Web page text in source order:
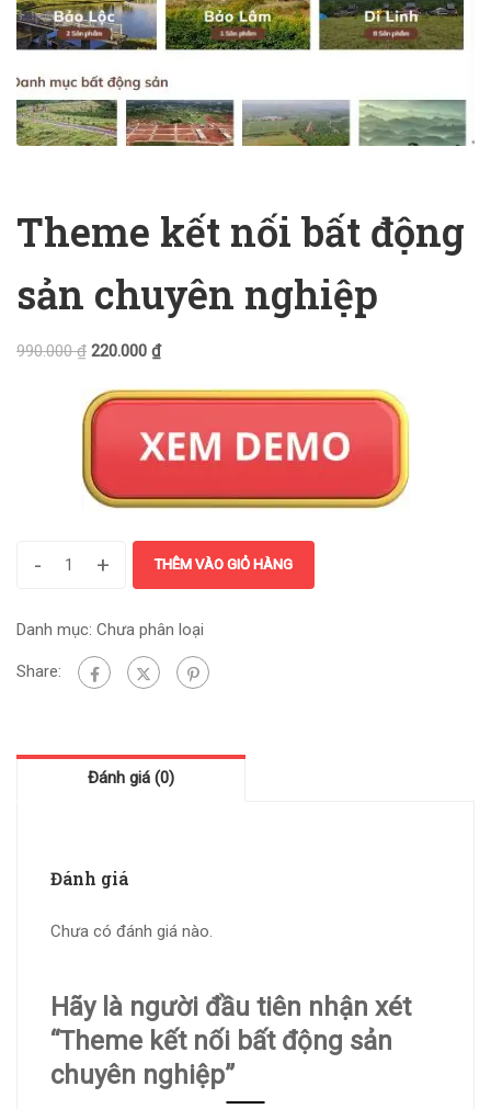
Theme kết nối bất động
sản chuyên nghiệp
990.000₫ 220.000 ₫
- + THÊM VÀO GIỎ HÀNG
Danh mục: Chưa phân loại
Share:
Đánh giá (0)
Đánh giá
Chưa có đánh giá nào.
Hãy là người đầu tiên nhận xét
“Theme kết nối bất động sản
chuyên nghiệp”